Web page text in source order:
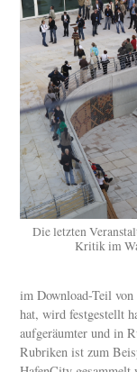
Die letzten
Kritik im
im Download-Teil
hat, wird festgestellt
aufgeräumter und in
Rubriken ist zum